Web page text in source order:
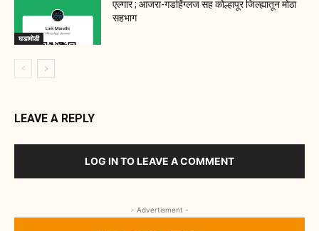
घडामोडी
एल्गार ; आजरा-गडहिंग्लज सह कोल्हापूर जिल्ह्यातून मोठा
सहभाग
LEAVE A REPLY
LOG IN TO LEAVE A COMMENT
- Advertisment -